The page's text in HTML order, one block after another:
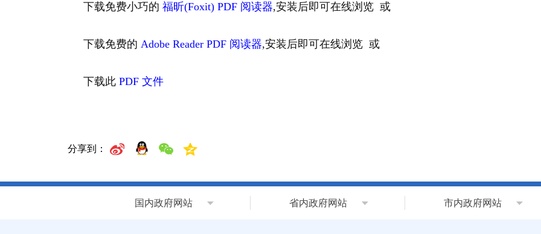
下载免费小巧的 福昕(Foxit) PDF 阅读器,安装后即可在线浏览 或
下载免费的 Adobe Reader PDF 阅读器,安装后即可在线浏览 或
下载此 PDF 文件
分享到：
国内政府网站 省内政府网站 市内政府网站